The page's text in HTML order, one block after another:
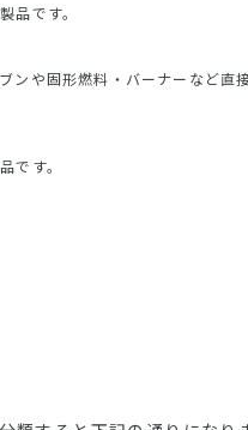
品です。
ンや固形燃料・バーナーなど直
です。